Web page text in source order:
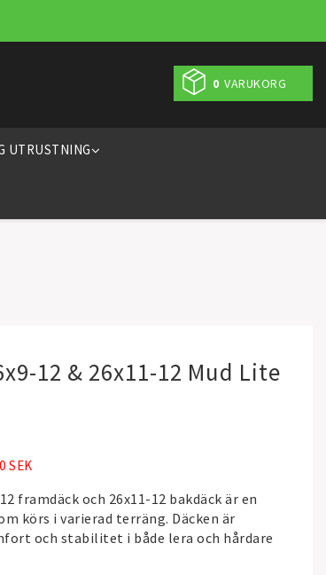
0 VARUKORG
UTRUSTNING
12 & 26x11-12 Mud Lite
SEK
framdäck och 26x11-12 bakdäck är en
körs i varierad terräng. Däcken är
och stabilitet i både lera och hårdare